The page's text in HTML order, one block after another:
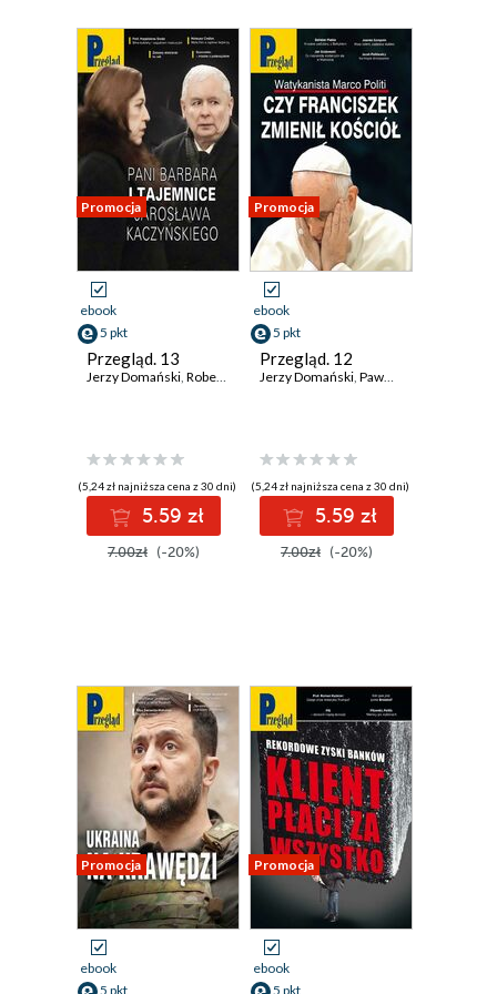
Promocja
ebook
5 pkt
Przegląd. 13
Jerzy Domański, Robert Walenciak ,Paweł Dybicz,Roman Kurkiewicz
(5,24 zł najniższa cena z 30 dni)
5.59 zł
7.00zł (-20%)
Promocja
ebook
5 pkt
Przegląd. 12
Jerzy Domański, Paweł Dybicz
(5,24 zł najniższa cena z 30 dni)
5.59 zł
7.00zł (-20%)
Promocja
ebook
5 pkt
Promocja
ebook
5 pkt